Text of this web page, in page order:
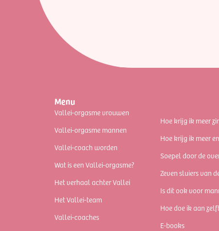
Menu
Vallei-orgasme vrouwen
Vallei-orgasme mannen
Vallei-coach worden
Wat is een Vallei-orgasme?
Het verhaal achter Vallei
Het Vallei-team
Vallei-coaches
Hoe krijg ik meer
Hoe krijg ik meer
Soepel door de
Zeven sluiers van
Is dit ook voor
Hoe doe ik aan
E-books